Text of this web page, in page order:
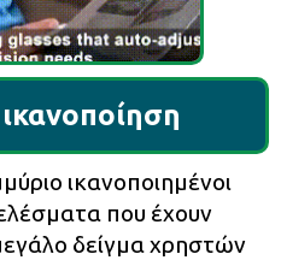
ικανοποιημένοι
που έχουν
δείγμα χρηστών